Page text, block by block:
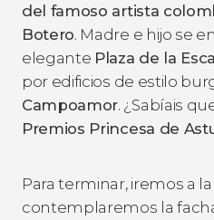
del famoso artista
Botero. Madre e hijo se
elegante Plaza de la
por edificios de estilo
Campoamor. ¿Sabíais
Premios Princesa de
Para terminar, iremos a
contemplaremos la